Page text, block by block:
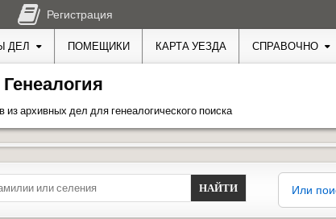
ДЕЛ ПОМЕЩИКИ КАРТА УЕЗДА СПРАВОЧНО
из архивных дел для генеалогического поиска
Или
Регистрация